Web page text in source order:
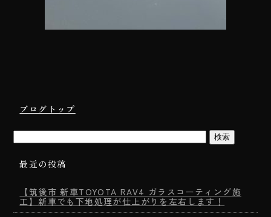
ブログトップ
最近の投稿
【筑後市 新車TOYOTA RAV4 ガラスコーティング施
工】新車でも下地処理が仕上がりを左右します！